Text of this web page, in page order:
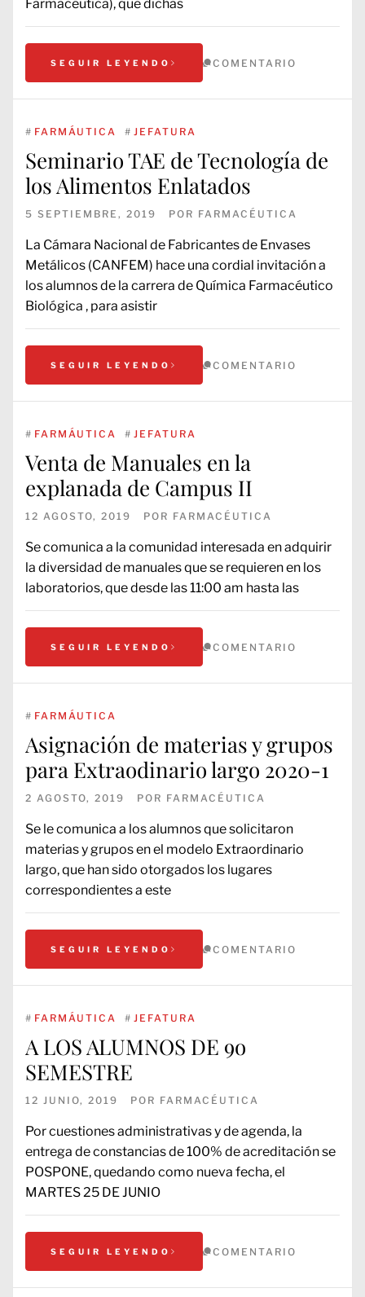
Farmacéutica), que dichas
SEGUIR LEYENDO COMENTARIO
# FARMÁUTICA # JEFATURA
Seminario TAE de Tecnología de
los Alimentos Enlatados
5 SEPTIEMBRE, 2019 POR FARMACÉUTICA
La Cámara Nacional de Fabricantes de Envases
Metálicos (CANFEM) hace una cordial invitación a
los alumnos de la carrera de Química Farmacéutico
Biológica , para asistir
SEGUIR LEYENDO COMENTARIO
# FARMÁUTICA # JEFATURA
Venta de Manuales en la
explanada de Campus II
12 AGOSTO, 2019 POR FARMACÉUTICA
Se comunica a la comunidad interesada en adquirir
la diversidad de manuales que se requieren en los
laboratorios, que desde las 11:00 am hasta las
SEGUIR LEYENDO COMENTARIO
# FARMÁUTICA
Asignación de materias y grupos
para Extraodinario largo 2020-1
2 AGOSTO, 2019 POR FARMACÉUTICA
Se le comunica a los alumnos que solicitaron
materias y grupos en el modelo Extraordinario
largo, que han sido otorgados los lugares
correspondientes a este
SEGUIR LEYENDO COMENTARIO
# FARMÁUTICA # JEFATURA
A LOS ALUMNOS DE 9o
SEMESTRE
12 JUNIO, 2019 POR FARMACÉUTICA
Por cuestiones administrativas y de agenda, la
entrega de constancias de 100% de acreditación se
POSPONE, quedando como nueva fecha, el
MARTES 25 DE JUNIO
SEGUIR LEYENDO COMENTARIO